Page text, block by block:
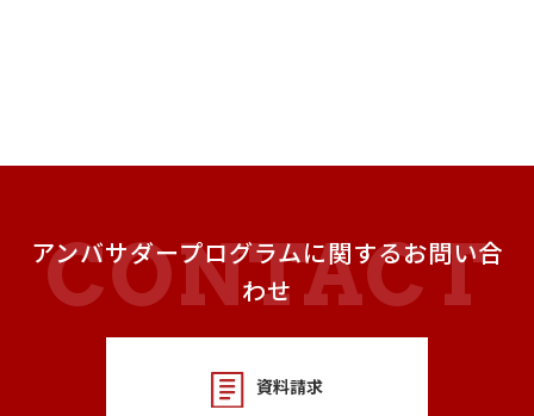
アンバサダープログラムに関するお問い合
わせ
資料請求